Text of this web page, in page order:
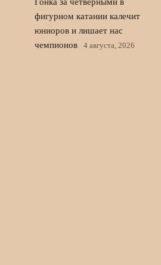
фигурном катании калечит
юниоров и лишает нас
чемпионов
4 августа, 2026